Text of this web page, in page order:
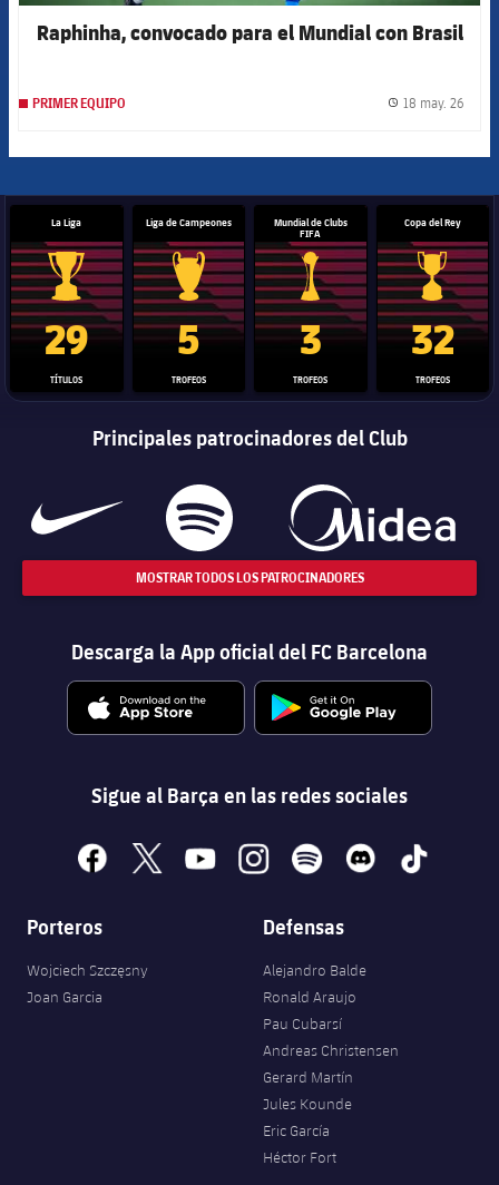
Raphinha, convocado para el Mundial con Brasil
PRIMER EQUIPO 18 may. 26
La Liga
Trofeo de La Liga
29
TÍTULOS
Liga de Campeones
Trofeo de la Liga de Campeones
5
TROFEOS
Mundial de Clubs
FIFA
Trofeo del Mundial de
3
TROFEOS
Copa del Rey
Copa del
32
TROFEOS
Principales patrocinadores del Club
MOSTRAR TODOS LOS PATROCINADORES
Descarga la App oficial del FC Barcelona
Sigue al Barça en las redes sociales
facebook
x youtubeinstagramspotify discord tiktok
Porteros
Wojciech Szczęsny
Joan Garcia
Defensas
Alejandro Balde
Ronald Araujo
Pau Cubarsí
Andreas Christensen
Gerard Martín
Jules Kounde
Eric García
Héctor Fort